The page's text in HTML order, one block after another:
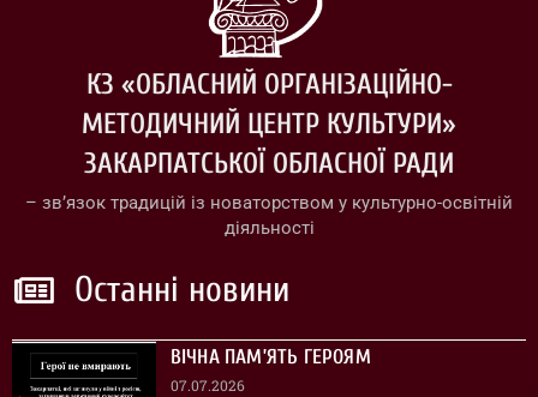
КЗ «ОБЛАСНИЙ ОРГАНІЗАЦІЙНО-
МЕТОДИЧНИЙ ЦЕНТР КУЛЬТУРИ»
ЗАКАРПАТСЬКОЇ ОБЛАСНОЇ РАДИ
– зв’язок традицій із новаторством у культурно-освітній
діяльності
Останні новини
ВІЧНА ПАМ’ЯТЬ ГЕРОЯМ
07.07.2026